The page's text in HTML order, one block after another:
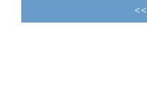
<<